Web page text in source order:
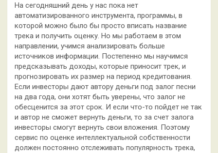
На сегодняшний день у нас пока нет
автоматизированного инструмента, программы, в
которой можно было бы просто вписать название
трека и получить оценку. Но мы работаем в этом
направлении, учимся анализировать больше
источников информации. Постепенно мы научимся
предсказывать доходы, которые приносит трек, и
прогнозировать их размер на период кредитования.
Если инвесторы дают автору деньги под залог песни
на два года, они хотят быть уверены, что залог не
обесценится за этот срок. И если что-то пойдет не так
и автор не сможет вернуть деньги, то за счет залога
инвесторы смогут вернуть свои вложения. Поэтому
сервис по оценке интеллектуальной собственности
должен постоянно отслеживать популярность трека,